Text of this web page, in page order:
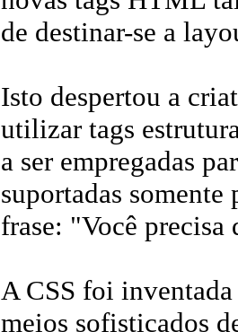
de destinar-se a
Isto despertou a
utilizar tags
a ser empregadas
suportadas
frase: "Você
A CSS foi
meios sofisticados